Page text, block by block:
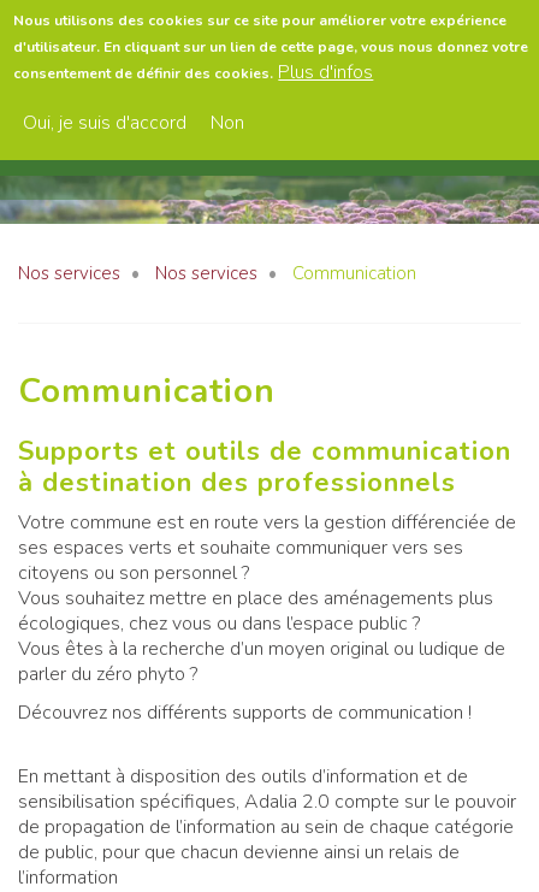
Nous utilisons des cookies sur ce site pour améliorer votre expérience
d'utilisateur. En cliquant sur un lien de cette page, vous nous donnez votre
consentement de définir des cookies. Plus d'infos
Oui, je suis d'accord
Non
Aller
au
contenu
Nos services Nos services Communication
Communication
Supports et outils de communication
à destination des professionnels
Votre commune est en route vers la gestion différenciée de
ses espaces verts et souhaite communiquer vers ses
citoyens ou son personnel ?
Vous souhaitez mettre en place des aménagements plus
écologiques, chez vous ou dans l’espace public ?
Vous êtes à la recherche d’un moyen original ou ludique de
parler du zéro phyto ?
Découvrez nos différents supports de communication !
En mettant à disposition des outils d’information et de
sensibilisation spécifiques, Adalia 2.0 compte sur le pouvoir
de propagation de l’information au sein de chaque catégorie
de public, pour que chacun devienne ainsi un relais de
l’information